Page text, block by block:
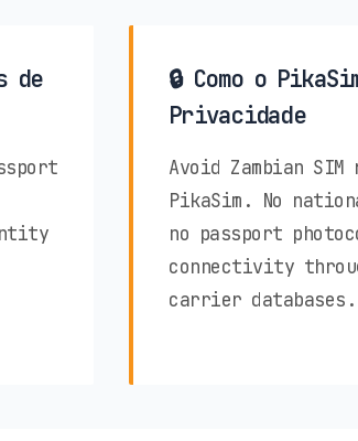
de
🔒 Como o
Privacidade
Avoid Zambian
PikaSim. No
no passport
connectivity
carrier databases.